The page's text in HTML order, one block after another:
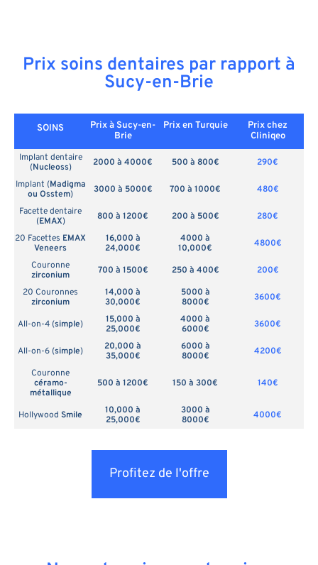
Prix soins dentaires par rapport à
Sucy-en-Brie
SOINS
Prix à Sucy-en-
Brie
Prix en Turquie
Prix chez
Cliniqeo
Implant dentaire
(Nucleoss) 2000 à 4000€ 500 à 800€
290€
Implant (Madigma
ou Osstem) 3000 à 5000€ 700 à 1000€
480€
Facette dentaire
(EMAX) 800 à 1200€ 200 à 500€
280€
20 Facettes EMAX
Veneers
16,000 à
24,000€
4000 à
10,000€
4800€
Couronne
zirconium
700 à 1500€ 250 à 400€
200€
20 Couronnes
zirconium
14,000 à
30,000€
5000 à
8000€
3600€
All-on-4 (simple)
15,000 à
25,000€
4000 à
6000€
3600€
All-on-6 (simple)
20,000 à
35,000€
6000 à
8000€
4200€
Couronne
céramo-
métallique
500 à 1200€ 150 à 300€ 140€
Hollywood Smile
10,000 à
25,000€
3000 à
8000€
4000€
Profitez de l'offre